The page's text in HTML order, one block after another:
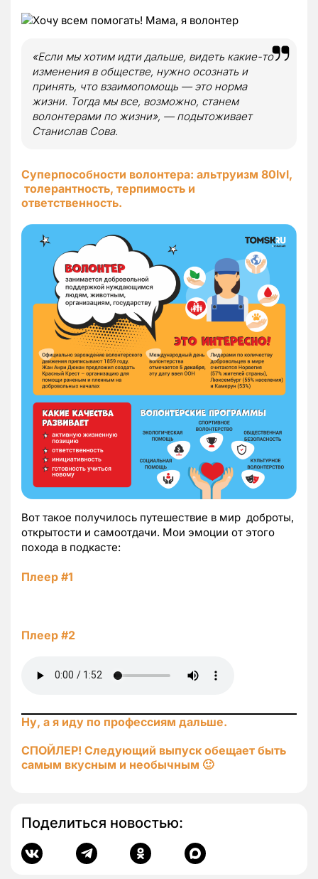
«Если мы хотим идти дальше, видеть какие-то
изменения в обществе, нужно осознать и
принять, что взаимопомощь — это норма
жизни. Тогда мы все, возможно, станем
волонтерами по жизни», — подытоживает
Станислав Сова.
Суперпособности волонтера: альтруизм 80lvl,
толерантность, терпимость и
ответственность.
Вот такое получилось путешествие в мир доброты,
открытости и самоотдачи. Мои эмоции от этого
похода в подкасте:
Плеер #1
Плеер #2
Ну, а я иду по профессиям дальше.
СПОЙЛЕР! Следующий выпуск обещает быть
самым вкусным и необычным 🙂
Поделиться новостью: